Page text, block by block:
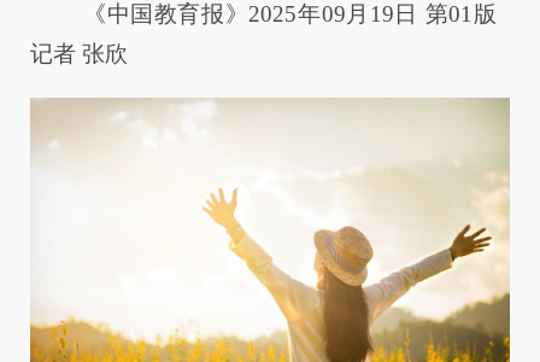
《中国教育报》2025年09月19日 第01版
记者 张欣